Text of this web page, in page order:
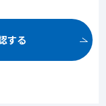
類の郵送のため。
する